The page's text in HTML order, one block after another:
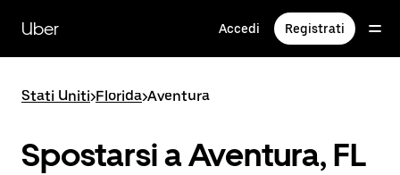
contenuto
principale
Uber Accedi Registrati
Stati Uniti>Florida>Aventura
Spostarsi a Aventura, FL